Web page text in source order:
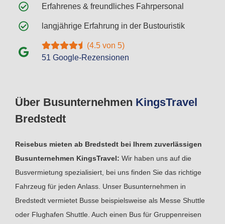
Über Busunternehmen KingsTravel
Bredstedt
Reisebus mieten ab Bredstedt bei Ihrem zuverlässigen
Busunternehmen KingsTravel: Wir haben uns auf die
Busvermietung spezialisiert, bei uns finden Sie das richtige
Fahrzeug für jeden Anlass. Unser Busunternehmen in
Bredstedt vermietet Busse beispielsweise als Messe Shuttle
oder Flughafen Shuttle. Auch einen Bus für Gruppenreisen
Erfahrenes & freundliches Fahrpersonal
langjährige Erfahrung in der Bustouristik
(4.5 von 5)
51 Google-Rezensionen